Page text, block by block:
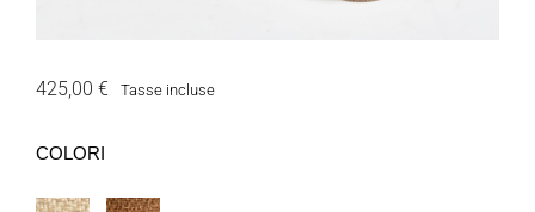
425,00 € Tasse incluse
COLORI